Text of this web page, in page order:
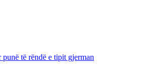
punë të rëndë e tipit gjerman